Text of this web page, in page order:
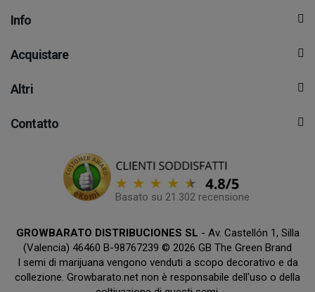
Info
Acquistare
Altri
Contatto
Basato su 21.302 recensione
GROWBARATO DISTRIBUCIONES SL - Av. Castellón 1, Silla
(Valencia) 46460 B-98767239 © 2026 GB The Green Brand
I semi di marijuana vengono venduti a scopo decorativo e da
collezione. Growbarato.net non è responsabile dell'uso o della